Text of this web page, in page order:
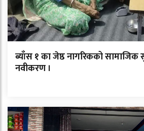
ब्याँस १ का जेष्ठ नागरिकको सामाजिक
नवीकरण ।